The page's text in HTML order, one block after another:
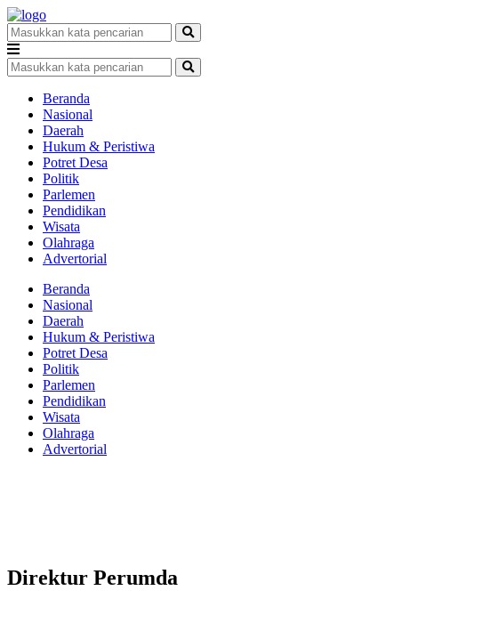
Beranda
Nasional
Daerah
Hukum & Peristiwa
Potret Desa
Politik
Parlemen
Pendidikan
Wisata
Olahraga
Advertorial
Beranda
Nasional
Daerah
Hukum & Peristiwa
Potret Desa
Politik
Parlemen
Pendidikan
Wisata
Olahraga
Advertorial
Direktur Perumda